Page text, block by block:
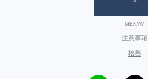
MEKYM
注意事項
檢舉